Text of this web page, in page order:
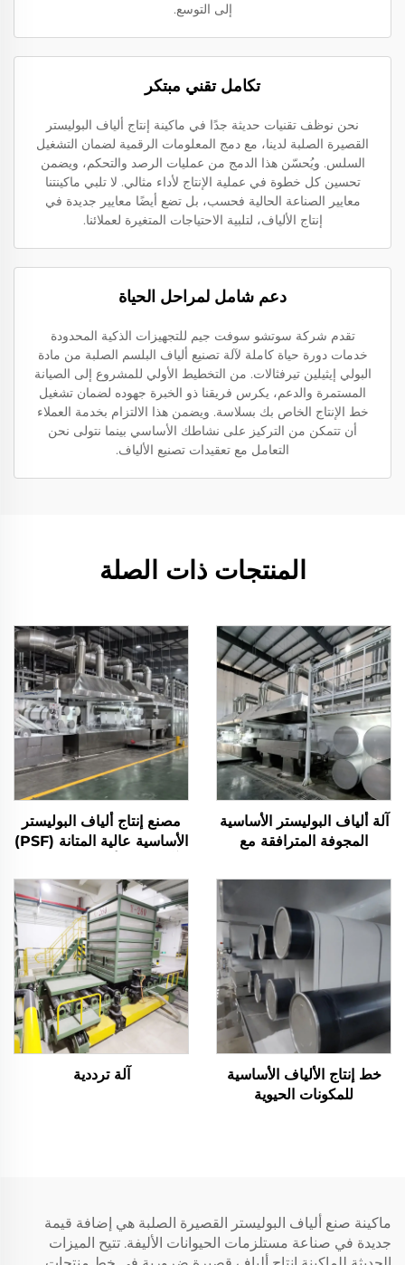
إلى التوسع.
تكامل تقني مبتكر
نحن نوظف تقنيات حديثة جدًا في ماكينة إنتاج ألياف البوليستر
القصيرة الصلبة لدينا، مع دمج المعلومات الرقمية لضمان التشغيل
السلس. ويُحسّن هذا الدمج من عمليات الرصد والتحكم، ويضمن
تحسين كل خطوة في عملية الإنتاج لأداء مثالي. لا تلبي ماكينتنا
معايير الصناعة الحالية فحسب، بل تضع أيضًا معايير جديدة في
إنتاج الألياف، لتلبية الاحتياجات المتغيرة لعملائنا.
دعم شامل لمراحل الحياة
تقدم شركة سوتشو سوفت جيم للتجهيزات الذكية المحدودة
خدمات دورة حياة كاملة لآلة تصنيع ألياف البلسم الصلبة من مادة
البولي إيثيلين تيرفثالات. من التخطيط الأولي للمشروع إلى الصيانة
المستمرة والدعم، يكرس فريقنا ذو الخبرة جهوده لضمان تشغيل
خط الإنتاج الخاص بك بسلاسة. ويضمن هذا الالتزام بخدمة العملاء
أن تتمكن من التركيز على نشاطك الأساسي بينما نتولى نحن
التعامل مع تعقيدات تصنيع الألياف.
المنتجات ذات الصلة
آلة ألياف البوليستر الأساسية
المجوفة المترافقة مع
مصنع إنتاج ألياف البوليستر
الأساسية عالية المتانة (PSF)
الأساسية الصلبة PSF
خط إنتاج الألياف الأساسية
للمكونات الحيوية
آلة ترددية
ماكينة صنع ألياف البوليستر القصيرة الصلبة هي إضافة قيمة
جديدة في صناعة مستلزمات الحيوانات الأليفة. تتيح الميزات